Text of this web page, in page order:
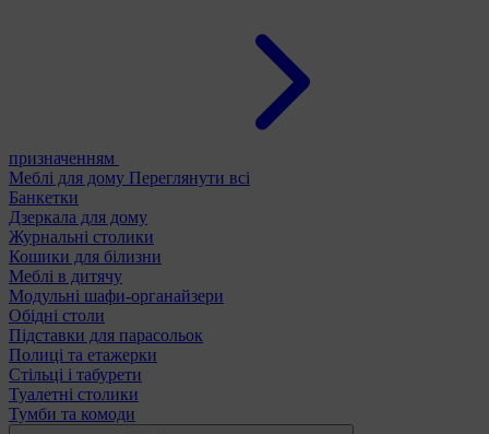
призначенням
Меблі для дому Переглянути всі
Банкетки
Дзеркала для дому
Журнальні столики
Кошики для білизни
Меблі в дитячу
Модульні шафи-органайзери
Обідні столи
Підставки для парасольок
Полиці та етажерки
Стільці і табурети
Туалетні столики
Тумби та комоди